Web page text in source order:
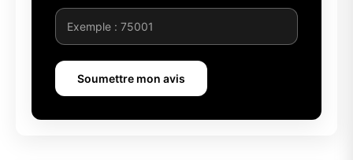
Soumettre mon avis